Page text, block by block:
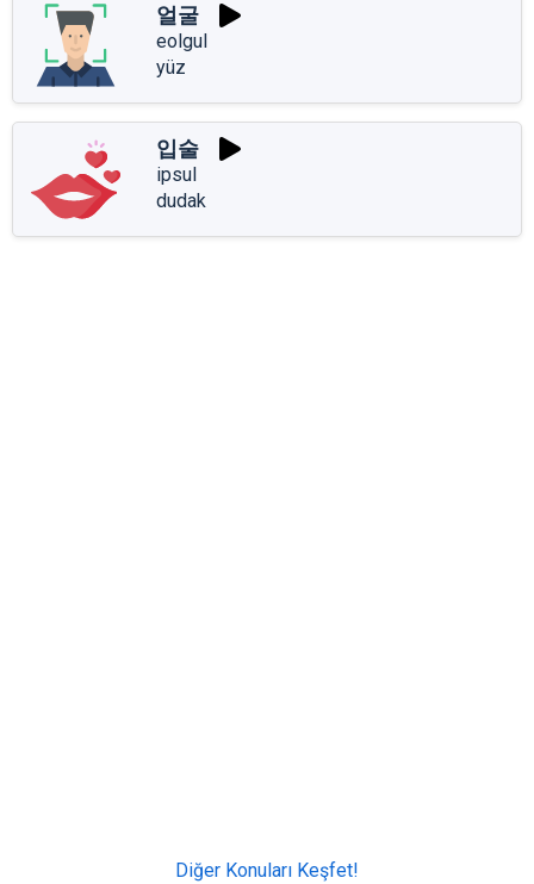
얼굴
eolgul
yüz
입술
ipsul
dudak
Diğer Konuları Keşfet!